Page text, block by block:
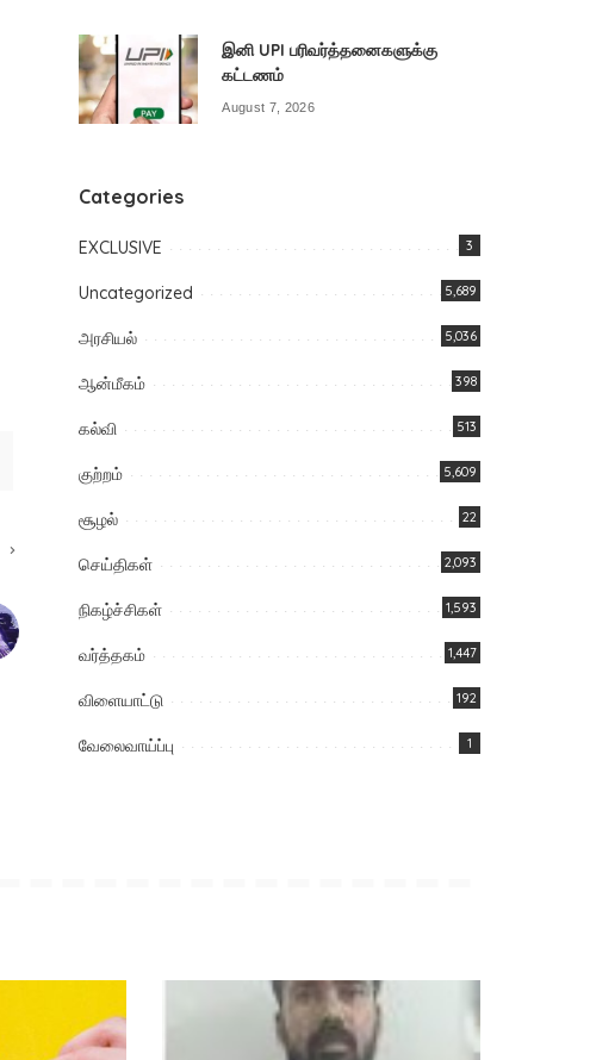
இனி UPI பரிவர்த்தனைகளுக்கு
கட்டணம்
August 7, 2026
Categories
EXCLUSIVE 3
Uncategorized 5,689
அரசியல் 5,036
ஆன்மீகம் 398
கல்வி 513
குற்றம் 5,609
சூழல் 22
செய்திகள் 2,093
நிகழ்ச்சிகள் 1,593
வர்த்தகம் 1,447
விளையாட்டு 192
வேலைவாய்ப்பு 1